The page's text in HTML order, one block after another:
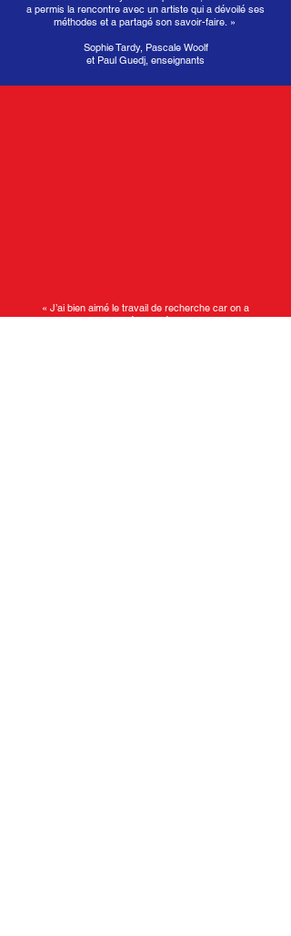
a permis la rencontre avec un artiste qui a dévoilé ses
méthodes et a partagé son savoir-faire. »
Sophie Tardy, Pascale Woolf
et Paul Guedj, enseignants
« J’ai bien aimé le travail de recherche car on a
partagé nos idées. »